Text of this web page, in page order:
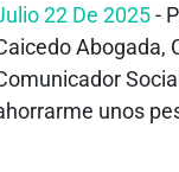
22 De 2025-
Abogada,
unos